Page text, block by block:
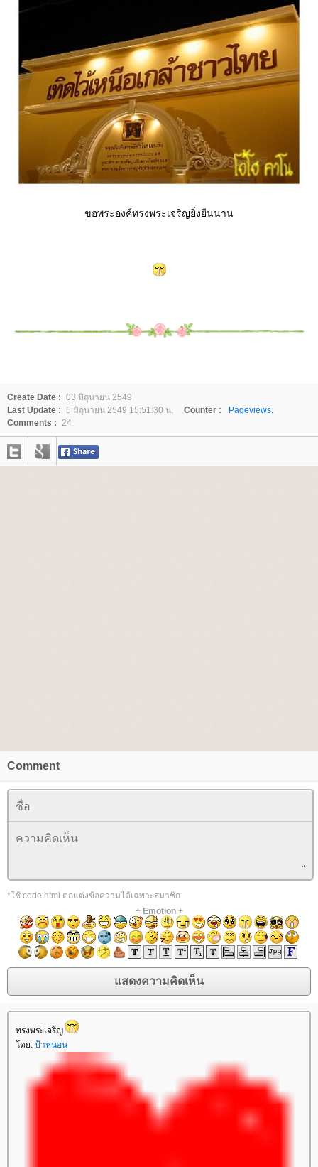
ขอพระองค์ทรงพระเจริญยิ่งยืนนาน
Create Date : 03 มิถุนายน 2549
Last Update : 5 มิถุนายน 2549 15:51:30 น. Counter :
Pageviews.
Comments :
24
Comment
*ใช้ code html ตกแต่งข้อความได้เฉพาะสมาชิก
+ Emotion+
ทรงพระเจริญ
ดย: ป้าหนอน